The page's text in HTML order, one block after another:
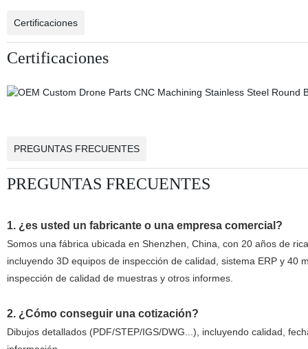
Certificaciones
Certificaciones
PREGUNTAS FRECUENTES
PREGUNTAS FRECUENTES
1. ¿es usted un fabricante o una empresa comercial?
Somos una fábrica ubicada en Shenzhen, China, con 20 años de
incluyendo 3D equipos de inspección de calidad, sistema ERP y
inspección de calidad de muestras y otros informes.
2. ¿Cómo conseguir una cotización?
Dibujos detallados (PDF/STEP/IGS/DWG...), incluyendo calidad,